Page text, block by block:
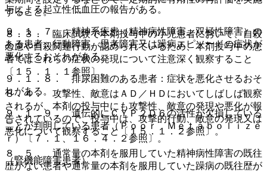
与による起立性低血圧の報告がある。
９．１．７． 精神系疾患（精神病性障害、双極性障害）の
ある患者：行動障害、思考障害又は躁病エピソードの症状が
悪化するおそれがある。
９．１．８． 排尿困難のある患者：症状を悪化させるおそ
れがある。
９．１．９． 遺伝的にＣＹＰ２Ｄ６の活性が欠損している
ことが判明している患者（Ｐｏｏｒ Ｍｅｔａｂｏｌｉｚｅ
ｒ）〔７．１、１６．４．２参照〕。
（腎機能障害患者）
すること。
８．３． 臨床試験で本剤投与中の小児患者において、自殺
念慮や自殺関連行動が認められているため、本剤投与中の患
者ではこれらの症状の発現について注意深く観察すること
〔１５．１．１参照〕。
８．４． 攻撃性、敵意はＡＤ／ＨＤにおいてしばしば観察
されるが、本剤の投与中にも攻撃性、敵意の発現や悪化が報
告されているので、投与中は、攻撃的行動、敵意の発現又は
悪化について観察すること〔１５．１．２参照〕。
８．５． 通常量の本剤を服用していた精神病性障害の既往
歴がない患者や通常量の本剤を服用していた躁病の既往歴が